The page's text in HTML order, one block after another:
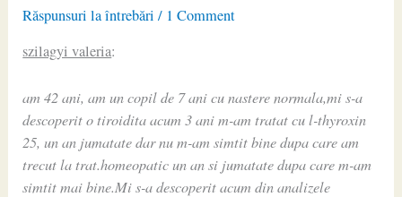
Răspunsuri la întrebări / 1 Comment
szilagyi valeria:
am 42 ani, am un copil de 7 ani cu nastere normala,mi s-a
descoperit o tiroidita acum 3 ani m-am tratat cu l-thyroxin
25, un an jumatate dar nu m-am simtit bine dupa care am
trecut la trat.homeopatic un an si jumatate dupa care m-am
simtit mai bine.Mi s-a descoperit acum din analizele